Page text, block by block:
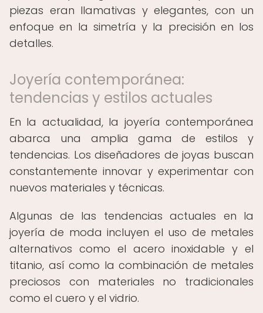
piezas eran llamativas y elegantes, con un
enfoque en la simetría y la precisión en los
detalles.
Joyería contemporánea:
tendencias y estilos actuales
En la actualidad, la joyería contemporánea
abarca una amplia gama de estilos y
tendencias. Los diseñadores de joyas buscan
constantemente innovar y experimentar con
nuevos materiales y técnicas.
Algunas de las tendencias actuales en la
joyería de moda incluyen el uso de metales
alternativos como el acero inoxidable y el
titanio, así como la combinación de metales
preciosos con materiales no tradicionales
como el cuero y el vidrio.